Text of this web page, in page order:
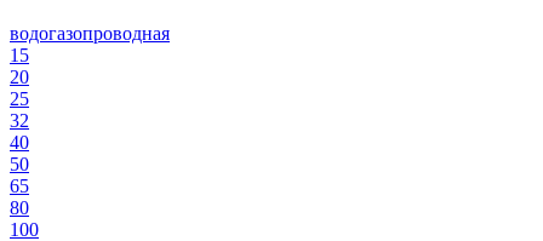
водогазопроводная
15
20
25
32
40
50
65
80
100